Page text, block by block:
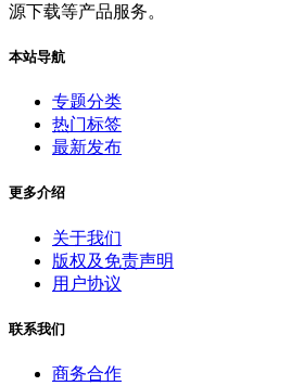
源下载等产品服务。
本站导航
专题分类
热门标签
最新发布
更多介绍
关于我们
版权及免责声明
用户协议
联系我们
商务合作